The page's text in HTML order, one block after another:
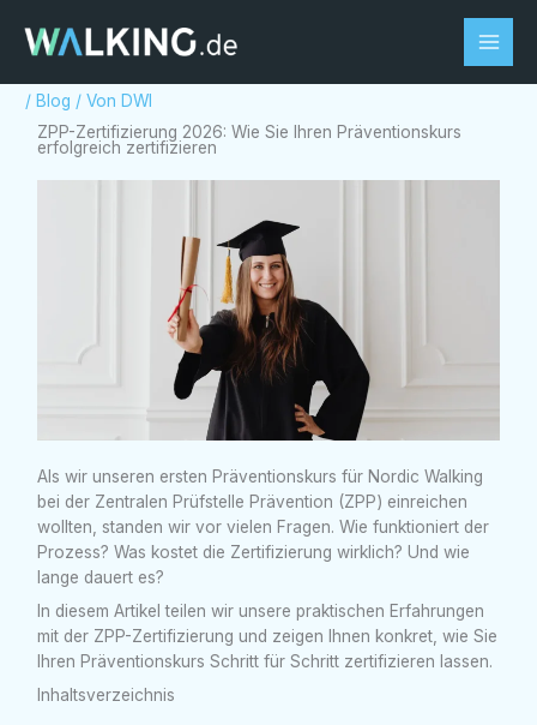
Inhalt
springen
/ Blog / Von DWI
ZPP-Zertifizierung 2026: Wie Sie Ihren Präventionskurs
erfolgreich zertifizieren
Als wir unseren ersten Präventionskurs für Nordic Walking
bei der Zentralen Prüfstelle Prävention (ZPP) einreichen
wollten, standen wir vor vielen Fragen. Wie funktioniert der
Prozess? Was kostet die Zertifizierung wirklich? Und wie
lange dauert es?
In diesem Artikel teilen wir unsere praktischen Erfahrungen
mit der ZPP-Zertifizierung und zeigen Ihnen konkret, wie Sie
Ihren Präventionskurs Schritt für Schritt zertifizieren lassen.
Inhaltsverzeichnis